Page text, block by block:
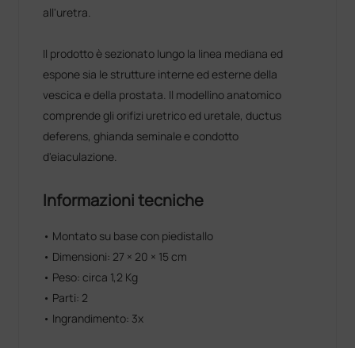
all'uretra.
Il prodotto è sezionato lungo la linea mediana ed
espone sia le strutture interne ed esterne della
vescica e della prostata. Il modellino anatomico
comprende gli orifizi uretrico ed uretale, ductus
deferens, ghianda seminale e condotto
d'eiaculazione.
Informazioni tecniche
• Montato su base con piedistallo
• Dimensioni: 27 × 20 × 15 cm
• Peso: circa 1,2 Kg
• Parti: 2
• Ingrandimento: 3x